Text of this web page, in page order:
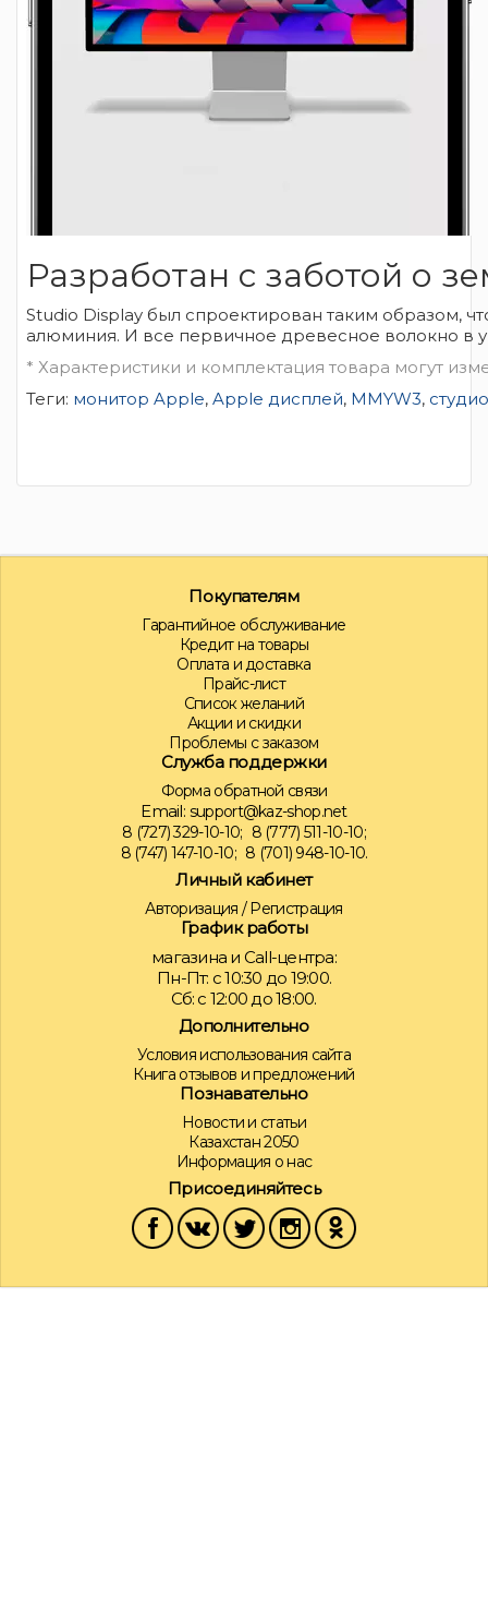
Разработан с заботой о
Studio Display был спроектирован таким образом,
алюминия. И все первичное древесное волокно в
* Характеристики и комплектация товара могут
Теги: монитор Apple, Apple дисплей, MMYW3,
Покупателям
Гарантийное обслуживание
Кредит на товары
Оплата и доставка
Прайс-лист
Список желаний
Акции и скидки
Проблемы с заказом
Служба поддержки
Форма обратной связи
Email: support@kaz-shop.net
8 (727) 329-10-10; 8 (777) 511-10-10;
8 (747) 147-10-10; 8 (701) 948-10-10.
Личный кабинет
Авторизация /Регистрация
График работы
магазина и Call-центра:
Пн-Пт: с 10:30 до 19:00.
Сб: с 12:00 до 18:00.
Дополнительно
Условия использования сайта
Книга отзывов и предложений
Познавательно
Новости и статьи
Казахстан 2050
Информация о нас
Присоединяйтесь